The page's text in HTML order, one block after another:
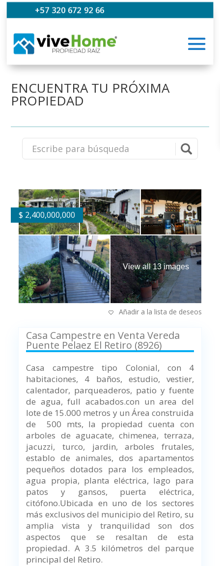
+57 320 672 92 66
ENCUENTRA TU PRÓXIMA
PROPIEDAD
$ 2,400,000,000
View all 13 images
Añadir a la lista de deseos
Casa Campestre en Venta Vereda
Puente Pelaez El Retiro (8926)
Casa campestre tipo Colonial, con 4
habitaciones, 4 baños, estudio, vestier,
calentador, parqueaderos, patio y fuente
de agua, full acabados.con un area del
lote de 15.000 metros y un Área construida
de 500 mts, la propiedad cuenta con
arboles de aguacate, chimenea, terraza,
jacuzzi, turco, jardin, arboles frutales,
establo de animales, dos apartamentos
pequeños dotados para los empleados,
agua propia, planta eléctrica, lago para
patos y gansos, puerta eléctrica,
citófono.Ubicada en uno de los sectores
más exclusivos del municipio del Retiro, su
amplia vista y tranquilidad son dos
aspectos que se resaltan de esta
propiedad.A 3.5 kilómetros del parque
principal del Retiro.